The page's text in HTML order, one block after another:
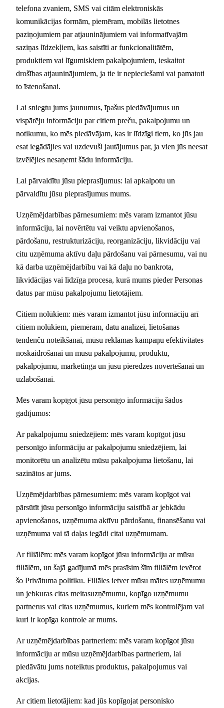
telefona zvaniem, SMS vai citām elektroniskās
komunikācijas formām, piemēram, mobilās lietotnes
paziņojumiem par atjauninājumiem vai informatīvajām
saziņas līdzekļiem, kas saistīti ar funkcionalitātēm,
produktiem vai līgumiskiem pakalpojumiem, ieskaitot
drošības atjauninājumiem, ja tie ir nepieciešami vai pamatoti
to īstenošanai.
Lai sniegtu jums jaunumus, īpašus piedāvājumus un
vispārēju informāciju par citiem preču, pakalpojumu un
notikumu, ko mēs piedāvājam, kas ir līdzīgi tiem, ko jūs jau
esat iegādājies vai uzdevuši jautājumus par, ja vien jūs neesat
izvēlējies nesaņemt šādu informāciju.
Lai pārvaldītu jūsu pieprasījumus: lai apkalpotu un
pārvaldītu jūsu pieprasījumus mums.
Uzņēmējdarbības pārnesumiem: mēs varam izmantot jūsu
informāciju, lai novērtētu vai veiktu apvienošanos,
pārdošanu, restrukturizāciju, reorganizāciju, likvidāciju vai
citu uzņēmuma aktīvu daļu pārdošanu vai pārnesumu, vai nu
kā darba uzņēmējdarbību vai kā daļu no bankrota,
likvidācijas vai līdzīga procesa, kurā mums pieder Personas
datus par mūsu pakalpojumu lietotājiem.
Citiem nolūkiem: mēs varam izmantot jūsu informāciju arī
citiem nolūkiem, piemēram, datu analīzei, lietošanas
tendenču noteikšanai, mūsu reklāmas kampaņu efektivitātes
noskaidrošanai un mūsu pakalpojumu, produktu,
pakalpojumu, mārketinga un jūsu pieredzes novērtēšanai un
uzlabošanai.
Mēs varam kopīgot jūsu personīgo informāciju šādos
gadījumos:
Ar pakalpojumu sniedzējiem: mēs varam kopīgot jūsu
personīgo informāciju ar pakalpojumu sniedzējiem, lai
monitorētu un analizētu mūsu pakalpojuma lietošanu, lai
sazinātos ar jums.
Uzņēmējdarbības pārnesumiem: mēs varam kopīgot vai
pārsūtīt jūsu personīgo informāciju saistībā ar jebkādu
apvienošanos, uzņēmuma aktīvu pārdošanu, finansēšanu vai
uzņēmuma vai tā daļas iegādi citai uzņēmumam.
Ar filiālēm: mēs varam kopīgot jūsu informāciju ar mūsu
filiālēm, un šajā gadījumā mēs prasīsim šīm filiālēm ievērot
šo Privātuma politiku. Filiāles ietver mūsu mātes uzņēmumu
un jebkuras citas meitasuzņēmumu, kopīgo uzņēmumu
partnerus vai citas uzņēmumus, kuriem mēs kontrolējam vai
kuri ir kopīga kontrole ar mums.
Ar uzņēmējdarbības partneriem: mēs varam kopīgot jūsu
informāciju ar mūsu uzņēmējdarbības partneriem, lai
piedāvātu jums noteiktus produktus, pakalpojumus vai
akcijas.
Ar citiem lietotājiem: kad jūs kopīgojat personisko